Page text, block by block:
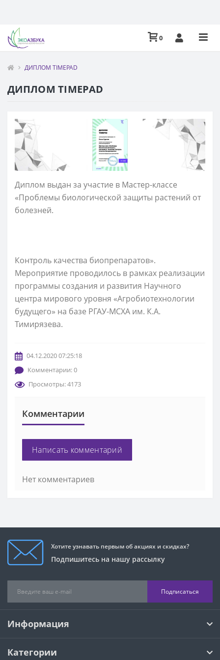
0
ДИПЛОМ TIMEPAD
ДИПЛОМ TIMEPAD
Диплом выдан за участие в Мастер-классе
«Проблемы биологической защиты растений от
болезней.
Контроль качества биопрепаратов».
Мероприятие проводилось в рамках реализации
программы создания и развития Научного
центра мирового уровня «Агробиотехнологии
будущего» на базе РГАУ-МСХА им. К.А.
Тимирязева.
04.12.2020 07:25:18
Комментарии: 0
Просмотры: 4173
Комментарии
Написать комментарий
Нет комментариев
Хотите узнавать первым об акциях и скидках?
Подпишитесь на нашу рассылку
Подписаться
Информация
Категории